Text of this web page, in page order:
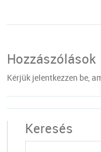
Hozzászólások
Kérjük jelentkezzen be,
Keresés